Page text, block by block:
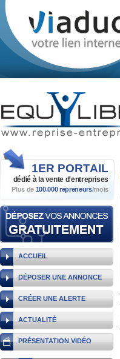
1ER PORTAIL
dédié à la vente d'entreprises
Plus de 100.000 repreneurs/mois
ACCUEIL
DÉPOSER UNE ANNONCE
CRÉER UNE ALERTE
ACTUALITÉ
PRÉSENTATION VIDÉO